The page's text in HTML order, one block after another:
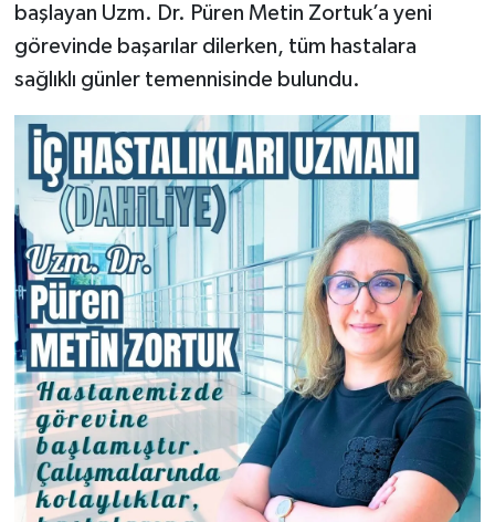
başlayan Uzm. Dr. Püren Metin Zortuk’a yeni
görevinde başarılar dilerken, tüm hastalara
sağlıklı günler temennisinde bulundu.